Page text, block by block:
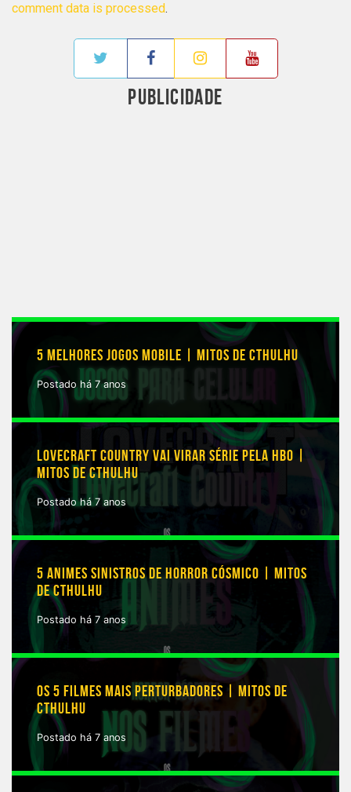
comment data is processed.
PUBLICIDADE
5 MELHORES JOGOS MOBILE | MITOS DE CTHULHU
Postado há 7 anos
LOVECRAFT COUNTRY VAI VIRAR SÉRIE PELA HBO |
MITOS DE CTHULHU
Postado há 7 anos
5 ANIMES SINISTROS DE HORROR CÓSMICO | MITOS
DE CTHULHU
Postado há 7 anos
OS 5 FILMES MAIS PERTURBADORES | MITOS DE
CTHULHU
Postado há 7 anos